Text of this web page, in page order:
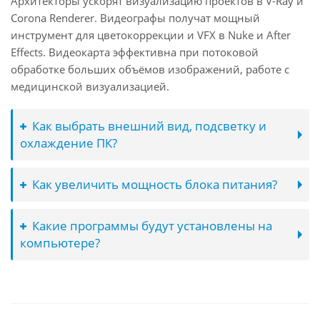
Corona Renderer. Видеографы получат мощный
инструмент для цветокоррекции и VFX в Nuke и After
Effects. Видеокарта эффективна при потоковой
обработке больших объёмов изображений, работе с
медицинской визуализацией.
Как выбрать внешний вид, подсветку и
охлаждение ПК?
Как увеличить мощность блока питания?
Какие программы будут установлены на
компьютере?